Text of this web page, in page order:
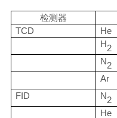
检测器
TCD
He
H2
N2
Ar
FID
N2
He